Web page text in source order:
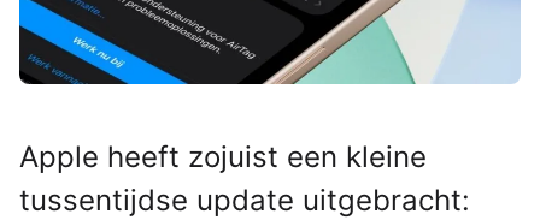
Apple heeft zojuist een kleine
tussentijdse update uitgebracht: